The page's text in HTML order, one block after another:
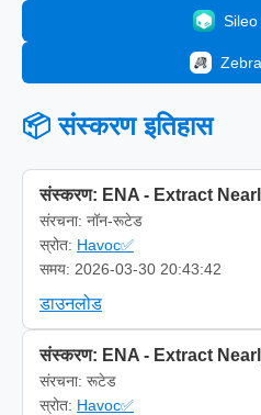
Sileo
📦 संस्करण इतिहास
संस्करण: ENA - Extract
संरचना: नॉन-रूटेड
स्रोत: Havoc✅
समय: 2026-03-30 20:43:42
डाउनलोड
संस्करण: ENA - Extract
संरचना: रूटेड
स्रोत: Havoc✅